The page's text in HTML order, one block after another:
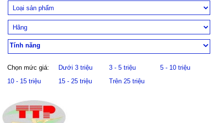
Tính năng
Chọn mức giá: Dưới 3 triệu 3 - 5 triệu
5 - 10 triệu
10 - 15 triệu
15 - 25 triệu Trên 25 triệu